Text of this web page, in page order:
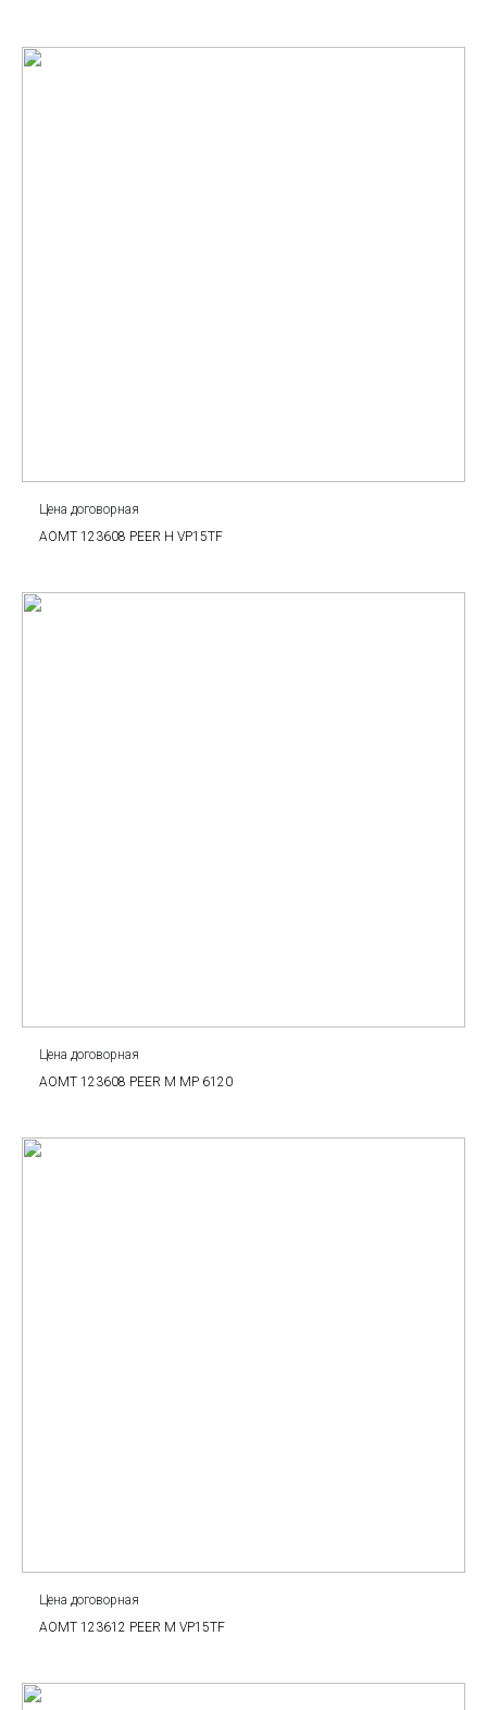
Цена договорная
AOMT 123608 PEER H VP15TF
Цена договорная
AOMT 123608 PEER M МР 6120
Цена договорная
AOMT 123612 PEER M VP15TF